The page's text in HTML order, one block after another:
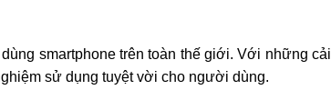
smartphone trên toàn thế giới. Với những cải
sử dụng tuyệt vời cho người dùng.